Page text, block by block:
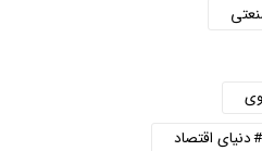
دنیای اقتصاد